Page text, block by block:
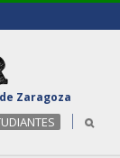
Zaragoza